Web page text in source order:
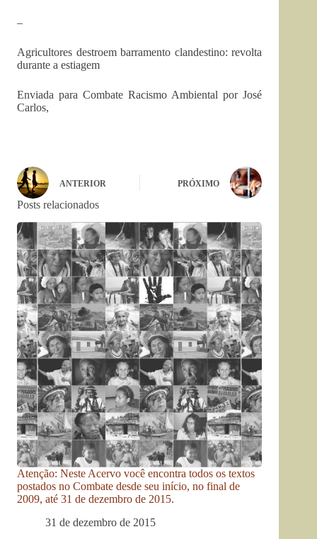
–
Agricultores destroem barramento clandestino: revolta
durante a estiagem
Enviada para Combate Racismo Ambiental por José
Carlos,
ANTERIOR PRÓXIMO
Posts relacionados
Atenção: Neste Acervo você encontra todos os textos
postados no Combate desde seu início, no final de
2009, até 31 de dezembro de 2015.
31 de dezembro de 2015